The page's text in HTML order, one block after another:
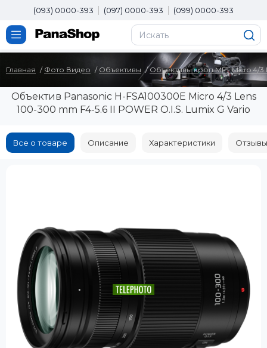
(093) 0000-393 (097) 0000-393 (099) 0000-393
Главная Фото Видео Объективы Объективы кроп MFT Micro 4/3
Объектив Panasonic H-FSA100300E Micro 4/3 Lens
100-300 mm F4-5.6 II POWER O.I.S. Lumix G Vario
Все о товаре Описание Характеристики